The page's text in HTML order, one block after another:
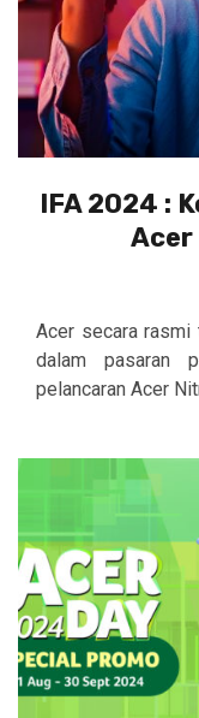
IFA 2024 :
Acer
Acer secara rasmi
dalam pasaran
pelancaran Acer